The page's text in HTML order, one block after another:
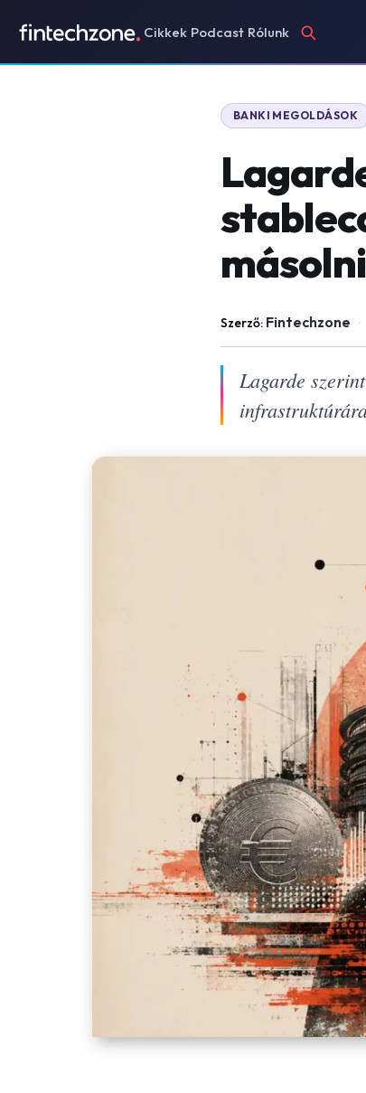
Cikkek Podcast Rólunk
BANKI MEGOLDÁSOK
Szerző: Fintechzone ·
Lagarde